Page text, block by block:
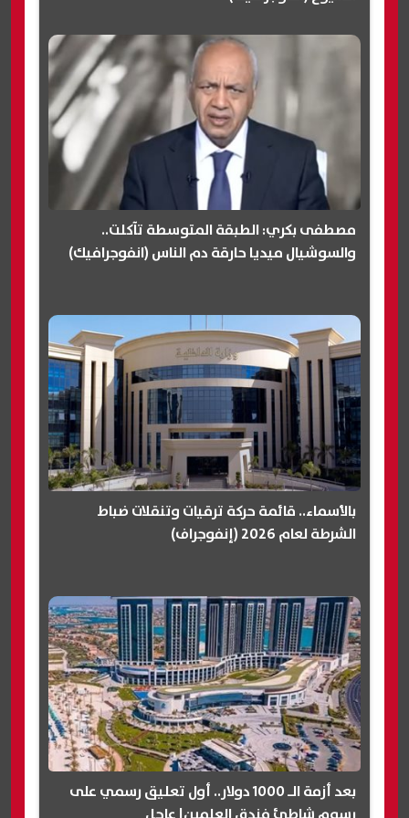
مصطفى بكري: الطبقة المتوسطة تآكلت..
والسوشيال ميديا حارقة دم الناس (انفوجرافيك)
بالأسماء.. قائمة حركة ترقيات وتنقلات ضباط
الشرطة لعام 2026 (إنفوجراف)
بعد أزمة الـ 1000 دولار.. أول تعليق رسمي على